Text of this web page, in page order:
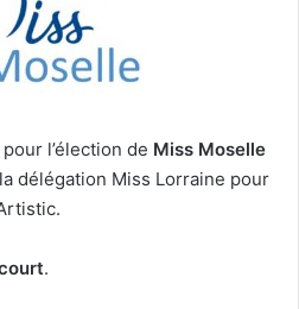
pour l’élection de Miss Moselle
délégation Miss Lorraine pour
.